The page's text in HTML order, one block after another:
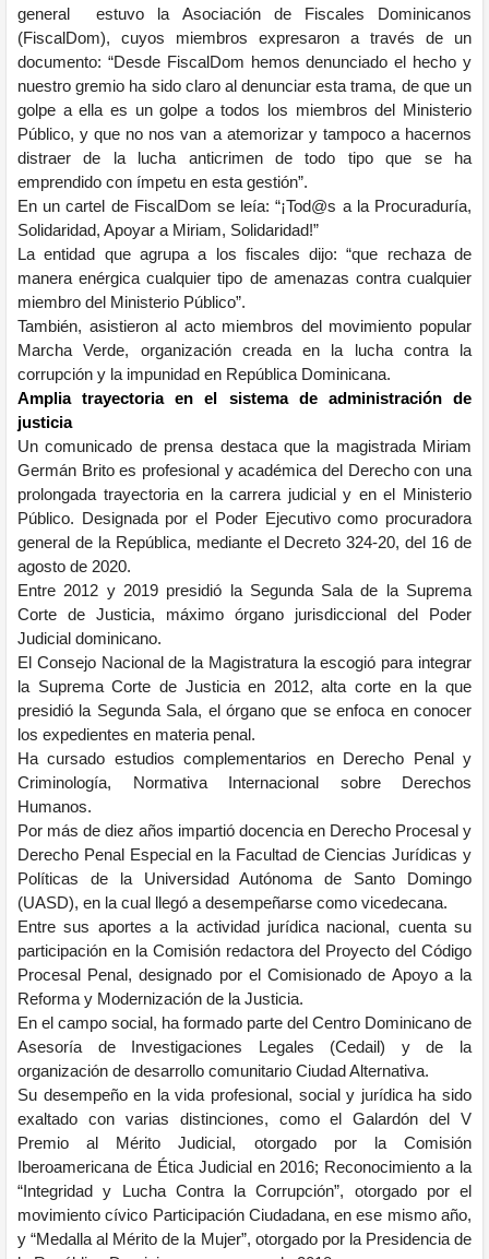
general estuvo la Asociación de Fiscales Dominicanos
(FiscalDom), cuyos miembros expresaron a través de un
documento: “Desde FiscalDom hemos denunciado el hecho y
nuestro gremio ha sido claro al denunciar esta trama, de que un
golpe a ella es un golpe a todos los miembros del Ministerio
Público, y que no nos van a atemorizar y tampoco a hacernos
distraer de la lucha anticrimen de todo tipo que se ha
emprendido con ímpetu en esta gestión”.
En un cartel de FiscalDom se leía: “¡Tod@s a la Procuraduría,
Solidaridad, Apoyar a Miriam, Solidaridad!”
La entidad que agrupa a los fiscales dijo: “que rechaza de
manera enérgica cualquier tipo de amenazas contra cualquier
miembro del Ministerio Público”.
También, asistieron al acto miembros del movimiento popular
Marcha Verde, organización creada en la lucha contra la
corrupción y la impunidad en República Dominicana.
Amplia trayectoria en el sistema de administración de
justicia
Un comunicado de prensa destaca que la magistrada Miriam
Germán Brito es profesional y académica del Derecho con una
prolongada trayectoria en la carrera judicial y en el Ministerio
Público. Designada por el Poder Ejecutivo como procuradora
general de la República, mediante el Decreto 324-20, del 16 de
agosto de 2020.
Entre 2012 y 2019 presidió la Segunda Sala de la Suprema
Corte de Justicia, máximo órgano jurisdiccional del Poder
Judicial dominicano.
El Consejo Nacional de la Magistratura la escogió para integrar
la Suprema Corte de Justicia en 2012, alta corte en la que
presidió la Segunda Sala, el órgano que se enfoca en conocer
los expedientes en materia penal.
Ha cursado estudios complementarios en Derecho Penal y
Criminología, Normativa Internacional sobre Derechos
Humanos.
Por más de diez años impartió docencia en Derecho Procesal y
Derecho Penal Especial en la Facultad de Ciencias Jurídicas y
Políticas de la Universidad Autónoma de Santo Domingo
(UASD), en la cual llegó a desempeñarse como vicedecana.
Entre sus aportes a la actividad jurídica nacional, cuenta su
participación en la Comisión redactora del Proyecto del Código
Procesal Penal, designado por el Comisionado de Apoyo a la
Reforma y Modernización de la Justicia.
En el campo social, ha formado parte del Centro Dominicano de
Asesoría de Investigaciones Legales (Cedail) y de la
organización de desarrollo comunitario Ciudad Alternativa.
Su desempeño en la vida profesional, social y jurídica ha sido
exaltado con varias distinciones, como el Galardón del V
Premio al Mérito Judicial, otorgado por la Comisión
Iberoamericana de Ética Judicial en 2016; Reconocimiento a la
“Integridad y Lucha Contra la Corrupción”, otorgado por el
movimiento cívico Participación Ciudadana, en ese mismo año,
y “Medalla al Mérito de la Mujer”, otorgado por la Presidencia de